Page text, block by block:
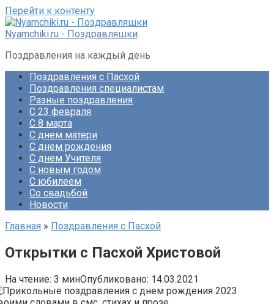
Перейти к контенту
Nyamchiki.ru - Поздравляшки
Поздравления на каждый день
Поздравления с Пасхой
Поздравления специалистам
Разные поздравления
С 23 февраля
С 8 марта
С днем матери
С днем рождения
С днем Учителя
С новым годом
С юбилеем
Со свадьбой
Новости
Главная » Поздравления с Пасхой
Открытки с Пасхой Христовой
На чтение: 3 минОпубликовано: 14.03.2021